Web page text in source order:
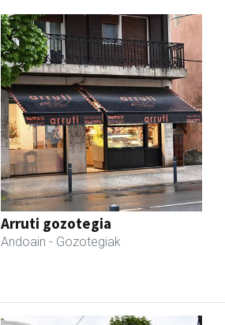
Arruti gozotegia
Andoain - Gozotegiak